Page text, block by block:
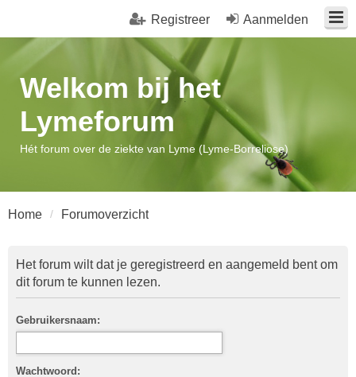
Aanmelden
Registreer
Welkom bij het
Lymeforum
Hét forum over de ziekte van Lyme (Lyme-Borreliose)
Home Forumoverzicht
Het forum wilt dat je geregistreerd en aangemeld bent om
dit forum te kunnen lezen.
Gebruikersnaam:
Wachtwoord: